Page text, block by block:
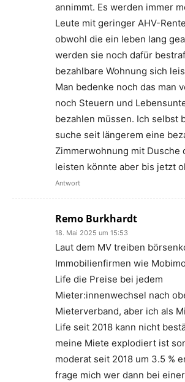
annimmt. Es werden immer
Leute mit geringer AHV-
obwohl die ein leben lang
werden sie noch dafür
bezahlbare Wohnung sich
Man bedenke noch das man
noch Steuern und
bezahlen müssen. Ich selbst
suche seit längerem eine
Zimmerwohnung mit Dusche
leisten könnte aber bis jetzt
Antwort
Remo Burkhardt
18. Mai 2025 um 15:53
Laut dem MV treiben
Immobilienfirmen wie
Life die Preise bei jedem
Mieter:innenwechsel nach
Mieterverband, aber ich als
Life seit 2018 kann nicht
meine Miete explodiert ist
moderat seit 2018 um 3.5 %
frage mich wer dann bei